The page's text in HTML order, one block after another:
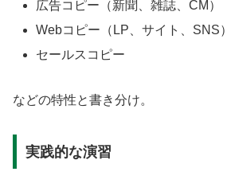
広告コピー（新聞、雑誌、CM）
Webコピー（LP、サイト、SNS）
セールスコピー
などの特性と書き分け。
実践的な演習